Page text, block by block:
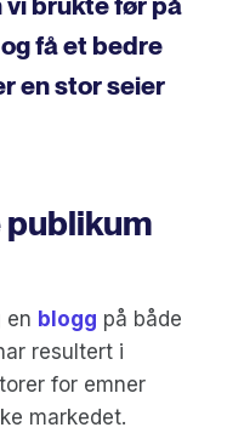
få et bedre
en stor seier
publikum
en blogg på både
resultert i
for emner
markedet.